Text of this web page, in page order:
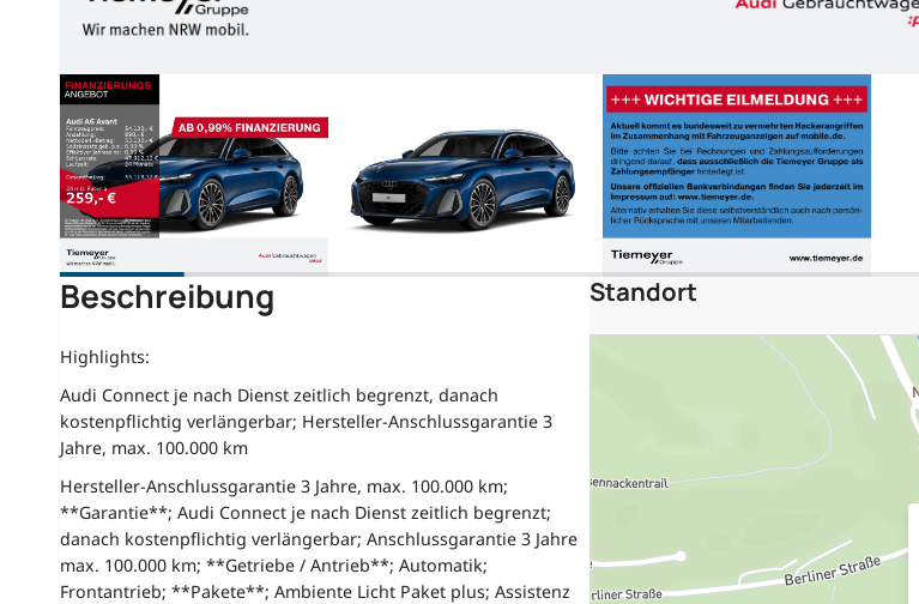
Beschreibung
Highlights:
Audi Connect je nach Dienst zeitlich begrenzt, danach
kostenpflichtig verlängerbar; Hersteller-Anschlussgarantie 3
Jahre, max. 100.000 km
Hersteller-Anschlussgarantie 3 Jahre, max. 100.000 km;
**Garantie**; Audi Connect je nach Dienst zeitlich begrenzt;
danach kostenpflichtig verlängerbar; Anschlussgarantie 3 Jahre
max. 100.000 km; **Getriebe / Antrieb**; Automatik;
Frontantrieb; **Pakete**; Ambiente Licht Paket plus; Assistenz
Standort